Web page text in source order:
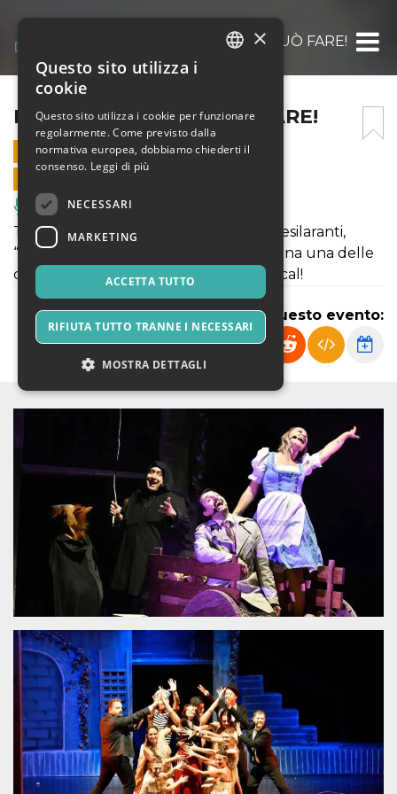
FRANKENSTIN – SI PUÒ FARE!
FRANKENSTIN – SI PUÒ FARE!
14 FEBBRAIO 2026 - 21:00
VENDITE ONLINE TERMINATE
Musica, Eventi Live, Club
Tra personaggi grotteschi e situazioni esilaranti,
“Frankenstin - Si può fare!” porta in scena una delle
commedie più amate in versione musical!
Condividi questo evento:
×
Questo sito utilizza i
cookie
Questo sito utilizza i cookie per funzionare
regolarmente. Come previsto dalla
normativa europea, dobbiamo chiederti il
consenso. Leggi di più
NECESSARI
MARKETING
ACCETTA TUTTO
RIFIUTA TUTTO TRANNE I NECESSARI
MOSTRA DETTAGLI
Necessari
I cookie strettamente necessari o tecnici sono
indispensabili al funzionamento del sito. I
servizi qui presenti non potranno funzionare
senza.
Nome
Provider /
Dominio
Scadenza Descrizione
cf_clearance
Cloudflare,
Inc.
.oooh.events
1 anno
Clearance
Cookie from
CloudFlare
stores the proof
of challenge
passed. It is
reach origin
server.
wordpress_test_cookie
Automattic
Inc.
Sessione
Cookie di
Wordpress,